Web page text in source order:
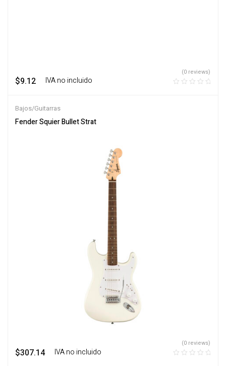
$9.12 ‎ ‎ ‎ IVA no incluido
(0 reviews)
Bajos/Guitarras
Fender Squier Bullet Strat
$307.14 ‎ ‎ ‎ IVA no incluido
(0 reviews)